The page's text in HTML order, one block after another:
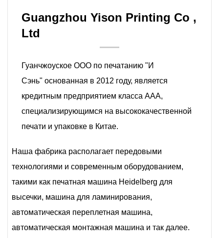
Guangzhou Yison Printing Co ,
Ltd
Гуанчжоуское ООО по печатанию "И
Сэнь" основанная в 2012 году, является
кредитным предприятием класса ААА,
специализирующимся на высококачественной
печати и упаковке в Китае.
Наша фабрика располагает передовыми
технологиями и современным оборудованием,
такими как печатная машина Heidelberg для
высечки, машина для ламинирования,
автоматическая переплетная машина,
автоматическая монтажная машина и так далее.